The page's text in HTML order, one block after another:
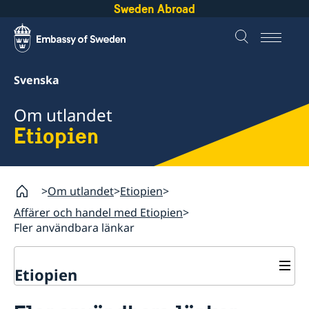
Sweden Abroad
Svenska
Om utlandet
Etiopien
Om utlandet Etiopien
Affärer och handel med Etiopien
Fler användbara länkar
Etiopien